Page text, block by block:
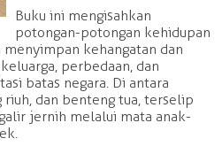
Buku ini mengisahkan
potongan-potongan kehidupan
kehangatan dan
perbedaan, dan
batas negara. Di antara
riuh, dan benteng tua, terselip
jernih melalui mata anak-